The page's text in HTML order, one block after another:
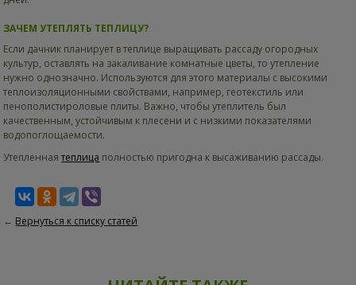
ЗАЧЕМ УТЕПЛЯТЬ ТЕПЛИЦУ?
Если дачник планирует в теплице выращивать рассаду огородных
культур, оставлять на закаливание комнатные цветы, то утепление
нужно однозначно. Используются для этого материалы с высокими
теплоизоляционными свойствами, например, геотекстиль или
пенополистироловые плиты. Важно, чтобы утеплитель был
качественным, устойчивым к плесени и с низкими показателями
водопоглощаемости.
Утепленнаятеплица полностью пригодна к высаживанию рассады.
← Вернуться к списку статей